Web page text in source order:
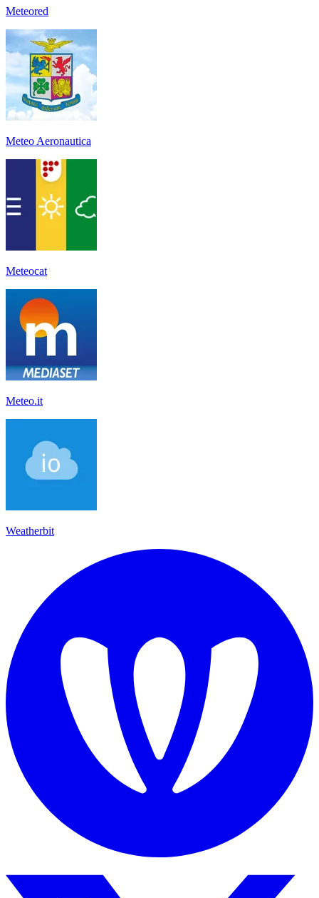
Meteored
Meteo Aeronautica
Meteocat
Meteo.it
Weatherbit